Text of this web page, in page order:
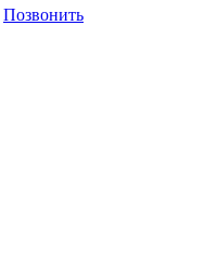
Позвонить